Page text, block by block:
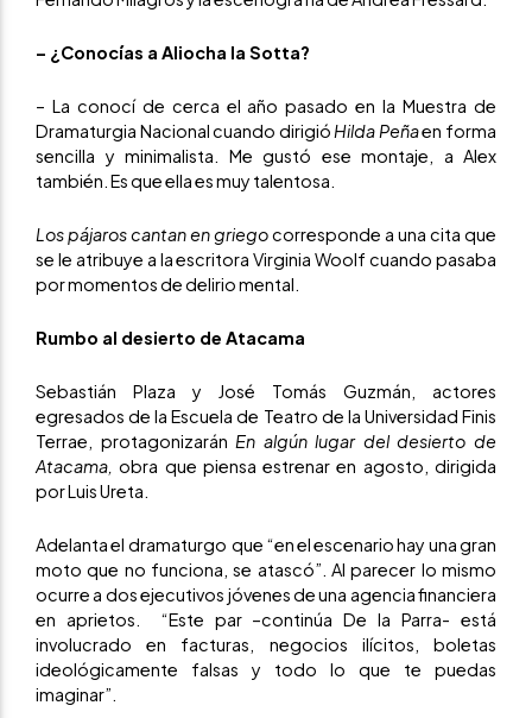
– ¿Conocías a Aliocha la Sotta?
– La conocí de cerca el año pasado en la Muestra de
Dramaturgia Nacional cuando dirigió Hilda Peñaen forma
sencilla y minimalista. Me gustó ese montaje, a Alex
también. Es que ella es muy talentosa.
Los pájaros cantan en griegocorresponde a una cita que
se le atribuye a la escritora Virginia Woolf cuando pasaba
por momentos de delirio mental.
Rumbo al desierto de Atacama
Sebastián Plaza y José Tomás Guzmán, actores
egresados de la Escuela de Teatro de la Universidad Finis
Terrae, protagonizarán En algún lugar del desierto de
Atacama, obra que piensa estrenar en agosto, dirigida
por Luis Ureta.
Adelanta el dramaturgo que “en el escenario hay una gran
moto que no funciona, se atascó”. Al parecer lo mismo
ocurre a dos ejecutivos jóvenes de una agencia financiera
en aprietos. “Este par –continúa De la Parra- está
involucrado en facturas, negocios ilícitos, boletas
ideológicamente falsas y todo lo que te puedas
imaginar”.